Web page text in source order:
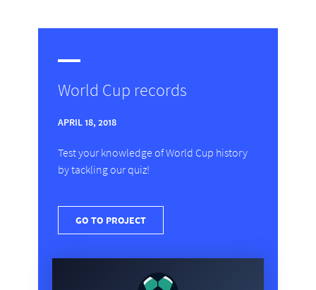
World Cup records
APRIL 18, 2018
Test your knowledge of World Cup history
by tackling our quiz!
GO TO PROJECT